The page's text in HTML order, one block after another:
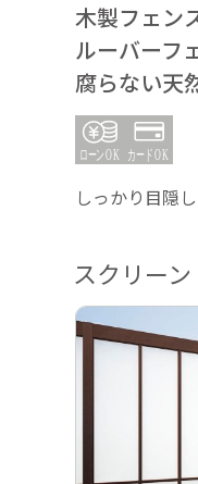
木製フェ
ルーバー
腐らない天
しっかり目隠
スクリーン